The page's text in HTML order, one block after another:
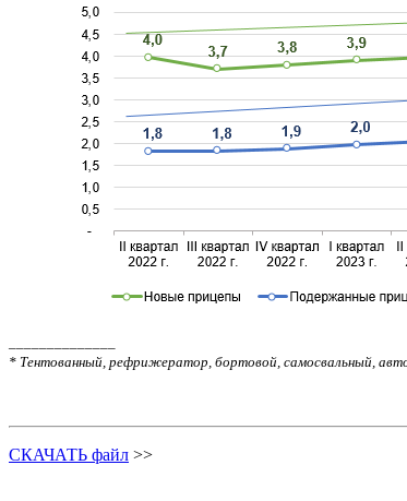
* Тентованный, рефрижератор, бортовой, самосвальный,
СКАЧАТЬ файл >>